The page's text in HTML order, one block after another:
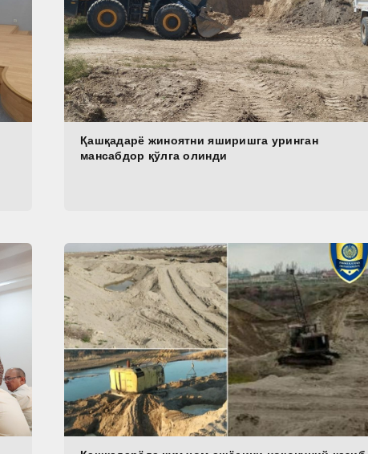
Қашқадарё жиноятни яширишга уринган
мансабдор қўлга олинди